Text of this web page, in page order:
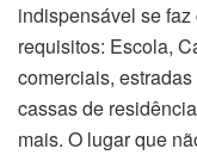
indispensável se
requisitos: Escola,
comerciais,
cassas de
mais. O lugar que